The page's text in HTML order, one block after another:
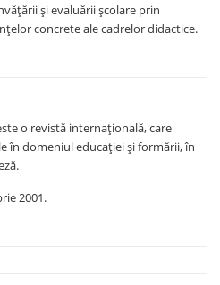
şi evaluării şcolare prin
concrete ale cadrelor didactice.
o revistă internațională, care
în domeniul educației și formării, în
2001.